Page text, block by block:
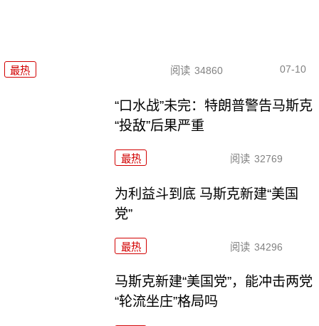
最热 阅读 34860 07-10
“口水战”未完：特朗普警告马斯克
“投敌”后果严重
最热 阅读 32769
为利益斗到底 马斯克新建“美国
党”
最热 阅读 34296
马斯克新建“美国党”，能冲击两党
“轮流坐庄”格局吗